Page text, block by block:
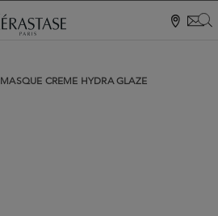
MASQUE CREME HYDRA GLAZE